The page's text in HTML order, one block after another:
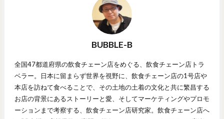
BUBBLE-B
全国47都道府県の飲食チェーン店をめぐる、飲食チェーン店トラ
ベラー。日本に留まらず世界を視野に、飲食チェーン店の1号店や
本店を訪ねて食べることで、その土地の土着の文化と共に繁昌する
お店の背景にあるストーリーと愛、そしてマーケティングやプロモ
ーションまで考察する、飲食チェーン店研究家。飲食チェーン店へ